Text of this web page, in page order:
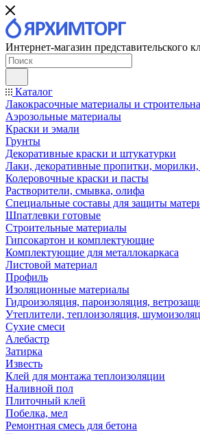
Интернет-магазин представительского
Каталог
Лакокрасочные материалы и
Аэрозольные материалы
Краски и эмали
Грунты
Декоративные краски и штукатурки
Лаки, декоративные пропитки, морилки,
Колеровочные краски и пасты
Растворители, смывка, олифа
Специальные составы для защиты
Шпатлевки готовые
Строительные материалы
Гипсокартон и комплектующие
Комплектующие для металлокаркаса
Листовой материал
Профиль
Изоляционные материалы
Гидроизоляция, пароизоляция,
Утеплители, теплоизоляция,
Сухие смеси
Алебастр
Затирка
Известь
Клей для монтажа теплоизоляции
Наливной пол
Плиточный клей
Побелка, мел
Ремонтная смесь для бетона